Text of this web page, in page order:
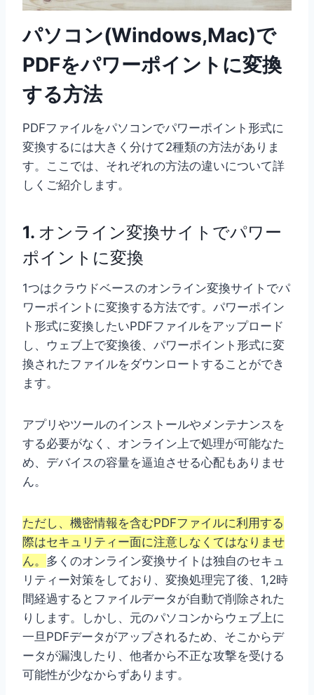
パソコン(Windows,Mac)で
PDFをパワーポイントに変換
する方法
PDFファイルをパソコンでパワーポイント形式に
変換するには大きく分けて2種類の方法がありま
す。ここでは、それぞれの方法の違いについて詳
しくご紹介します。
1. オンライン変換サイトでパワー
ポイントに変換
1つはクラウドベースのオンライン変換サイトでパ
ワーポイントに変換する方法です。パワーポイン
ト形式に変換したいPDFファイルをアップロード
し、ウェブ上で変換後、パワーポイント形式に変
換されたファイルをダウンロートすることができ
ます。
アプリやツールのインストールやメンテナンスを
する必要がなく、オンライン上で処理が可能なた
め、デバイスの容量を逼迫させる心配もありませ
ん。
ただし、機密情報を含むPDFファイルに利用する
際はセキュリティー面に注意しなくてはなりませ
ん。 多くのオンライン変換サイトは独自のセキュ
リティー対策をしており、変換処理完了後、1,2時
間経過するとファイルデータが自動で削除された
りします。しかし、元のパソコンからウェブ上に
一旦PDFデータがアップされるため、そこからデ
ータが漏洩したり、他者から不正な攻撃を受ける
可能性が少なからずあります。